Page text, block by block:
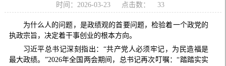
时间：2026-03-23 点击数： 33
为什么人的问题，是政绩观的首要问题，检验着一个政党的
执政宗旨，决定着干事创业的根本方向。
习近平总书记深刻指出：“共产党人必须牢记，为民造福是
最大政绩。”2026年全国两会期间，总书记再次叮嘱：“踏踏实实